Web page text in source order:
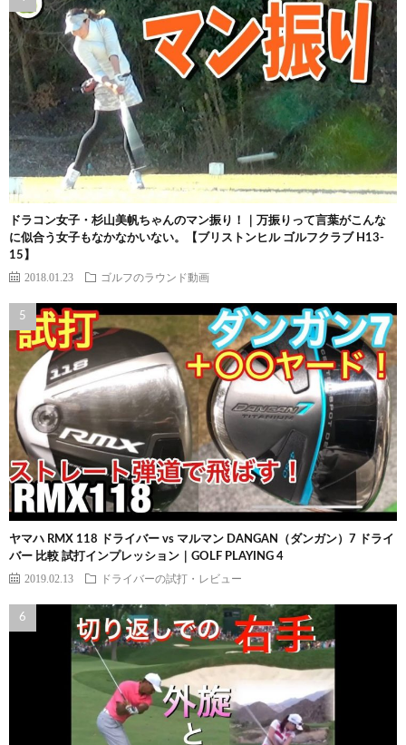
ドラコン女子・杉山美帆ちゃんのマン振り！｜万振りって言葉がこんな
に似合う女子もなかなかいない。【ブリストンヒル ゴルフクラブ H13-
15】
2018.01.23 ゴルフのラウンド動画
ヤマハ RMX 118 ドライバー vs マルマン DANGAN（ダンガン）7 ドライ
バー 比較 試打インプレッション｜GOLF PLAYING 4
2019.02.13 ドライバーの試打・レビュー